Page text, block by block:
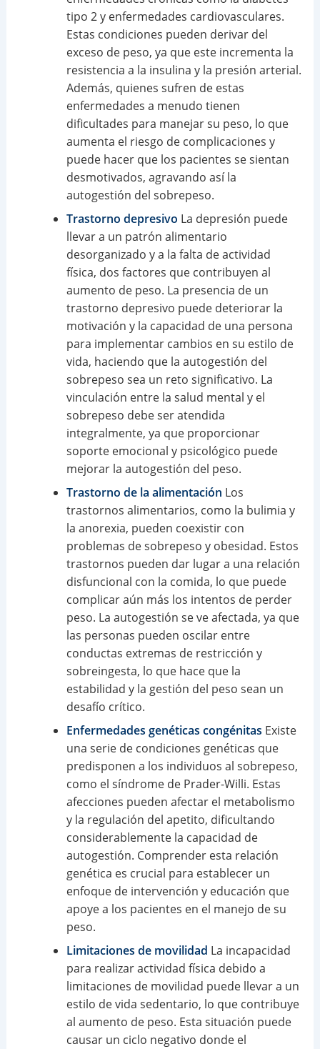
tipo 2 y enfermedades cardiovasculares.
Estas condiciones pueden derivar del
exceso de peso, ya que este incrementa la
resistencia a la insulina y la presión arterial.
Además, quienes sufren de estas
enfermedades a menudo tienen
dificultades para manejar su peso, lo que
aumenta el riesgo de complicaciones y
puede hacer que los pacientes se sientan
desmotivados, agravando así la
autogestión del sobrepeso.
Trastorno depresivo La depresión puede
llevar a un patrón alimentario
desorganizado y a la falta de actividad
física, dos factores que contribuyen al
aumento de peso. La presencia de un
trastorno depresivo puede deteriorar la
motivación y la capacidad de una persona
para implementar cambios en su estilo de
vida, haciendo que la autogestión del
sobrepeso sea un reto significativo. La
vinculación entre la salud mental y el
sobrepeso debe ser atendida
integralmente, ya que proporcionar
soporte emocional y psicológico puede
mejorar la autogestión del peso.
Trastorno de la alimentación Los
trastornos alimentarios, como la bulimia y
la anorexia, pueden coexistir con
problemas de sobrepeso y obesidad. Estos
trastornos pueden dar lugar a una relación
disfuncional con la comida, lo que puede
complicar aún más los intentos de perder
peso. La autogestión se ve afectada, ya que
las personas pueden oscilar entre
conductas extremas de restricción y
sobreingesta, lo que hace que la
estabilidad y la gestión del peso sean un
desafío crítico.
Enfermedades genéticas congénitas Existe
una serie de condiciones genéticas que
predisponen a los individuos al sobrepeso,
como el síndrome de Prader-Willi. Estas
afecciones pueden afectar el metabolismo
y la regulación del apetito, dificultando
considerablemente la capacidad de
autogestión. Comprender esta relación
genética es crucial para establecer un
enfoque de intervención y educación que
apoye a los pacientes en el manejo de su
peso.
Limitaciones de movilidad La incapacidad
para realizar actividad física debido a
limitaciones de movilidad puede llevar a un
estilo de vida sedentario, lo que contribuye
al aumento de peso. Esta situación puede
causar un ciclo negativo donde el